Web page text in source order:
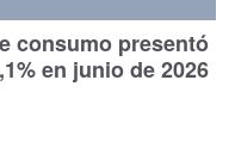
consumo presentó
en junio de 2026